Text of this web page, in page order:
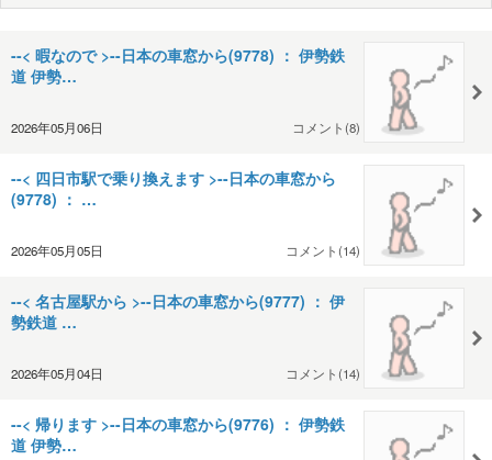
--< 暇なので >--日本の車窓から(9778) ： 伊勢鉄
道 伊勢…
2026年05月06日 コメント(8)
--< 四日市駅で乗り換えます >--日本の車窓から
(9778) ： …
2026年05月05日 コメント(14)
--< 名古屋駅から >--日本の車窓から(9777) ： 伊
勢鉄道 …
2026年05月04日 コメント(14)
--< 帰ります >--日本の車窓から(9776) ： 伊勢鉄
道 伊勢…